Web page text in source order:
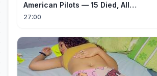
American Pilots — 15 Died, All
Japanese
27:00